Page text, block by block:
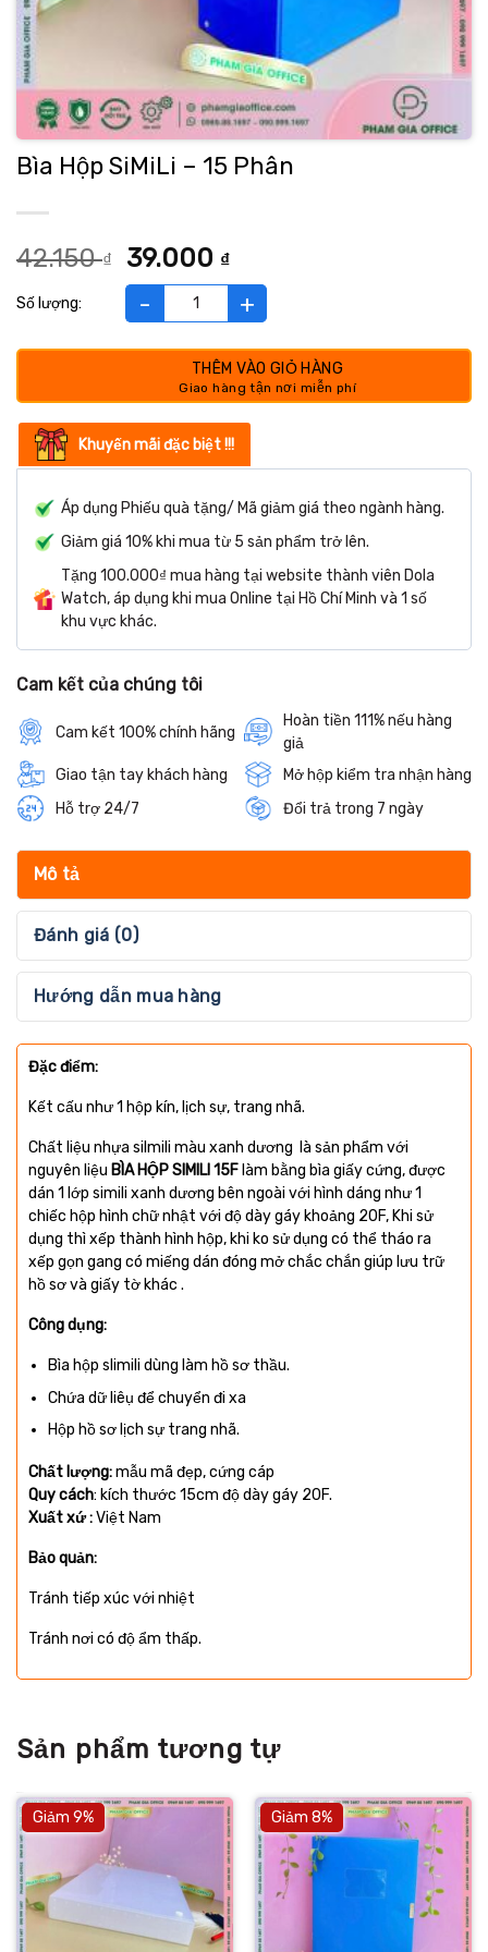
Bìa Hộp SiMiLi – 15 Phân
42.150₫
Giá
gốc
là:
39.000 ₫Giá
hiện
tại
39.000 ₫.
Bìa Hộp SiMiLi - 15 Phân số lượng
THÊM VÀO GIỎ HÀNG
Khuyến mãi đặc biệt !!!
Áp dụng Phiếu quà tặng/ Mã giảm giá theo ngành hàng.
Giảm giá 10% khi mua từ 5 sản phẩm trở lên.
Tặng 100.000₫ mua hàng tại website thành viên Dola
Watch, áp dụng khi mua Online tại Hồ Chí Minh và 1 số
khu vực khác.
Cam kết của chúng tôi
Cam kết 100% chính hãng
Hoàn tiền 111% nếu hàng
giả
Giao tận tay khách hàng
Mở hộp kiểm tra nhận hàng
Hỗ trợ 24/7
Đổi trả trong 7 ngày
Mô tả
Đánh giá (0)
Hướng dẫn mua hàng
Đặc điểm:
Kết cấu như 1 hộp kín, lịch sự, trang nhã.
Chất liệu nhựa silmili màu xanh dương là sản phẩm với
nguyên liệu BÌA HỘP SIMILI 15F làm bằng bìa giấy cứng, được
dán 1 lớp simili xanh dương bên ngoài với hình dáng như 1
chiếc hộp hình chữ nhật với độ dày gáy khoảng 20F, Khi sử
dụng thì xếp thành hình hộp, khi ko sử dụng có thể tháo ra
xếp gọn gang có miếng dán đóng mở chắc chắn giúp lưu trữ
hồ sơ và giấy tờ khác .
Công dụng:
Bìa hộp slimili dùng làm hồ sơ thầu.
Chứa dữ liêụ để chuyển đi xa
Hộp hồ sơ lịch sự trang nhã.
Chất lượng:mẫu mã đẹp, cứng cáp
Quy cách: kích thước 15cm độ dày gáy 20F.
Xuất xứ :Việt Nam
Bảo quản:
Tránh tiếp xúc với nhiệt
Tránh nơi có độ ẩm thấp.
Sản phẩm tương tự
Giảm 9% Giảm 8%